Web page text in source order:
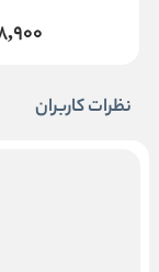
نظرات کاربران